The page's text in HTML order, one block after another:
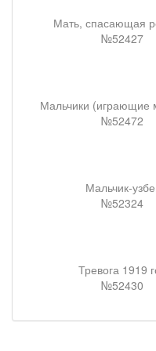
Мать, спасающая
№52427
Мальчики (играющие
№52472
Мальчик-
№52324
Тревога 1919
№52430